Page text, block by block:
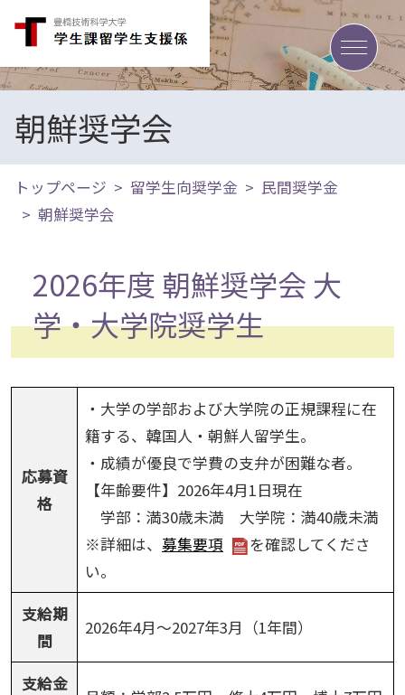
toggle
朝鮮奨学会
トップページ 留学生向奨学金
民間奨学金
朝鮮奨学会
2026年度 朝鮮奨学会 大
学・大学院奨学生
応募資
格
・大学の学部および大学院の正規課程に在
籍する、韓国人・朝鮮人留学生。
・成績が優良で学費の支弁が困難な者。
【年齢要件】2026年4月1日現在
学部：満30歳未満 大学院：満40歳未満
※詳細は、 募集要項
を確認してくださ
い。
支給期
間
2026年4月～2027年3月（1年間）
支給金